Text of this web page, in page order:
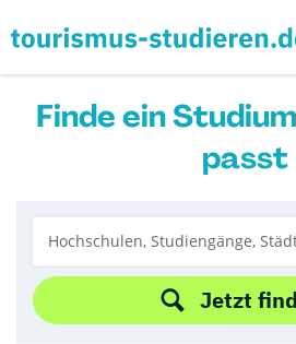
Finde ein
passt
Jetzt